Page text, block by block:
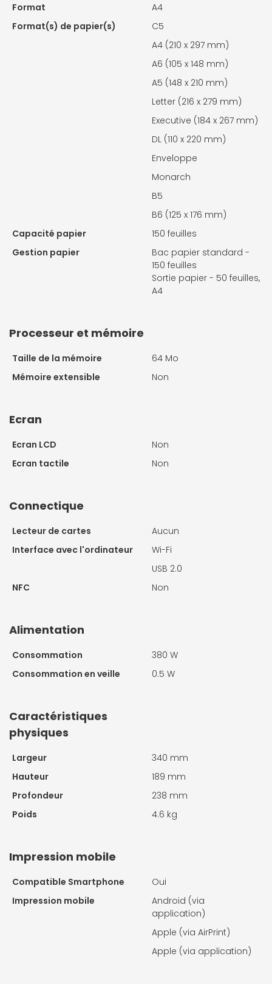
Format
A4
Format(s) de papier(s)
C5
A4 (210 x 297 mm)
A6 (105 x 148 mm)
A5 (148 x 210 mm)
Letter (216 x 279 mm)
Executive (184 x 267 mm)
DL (110 x 220 mm)
Enveloppe
Monarch
B5
B6 (125 x 176 mm)
Capacité papier
150 feuilles
Gestion papier
Bac papier standard -
150 feuilles
Sortie papier - 50 feuilles,
A4
Processeur et mémoire
Taille de la mémoire
64 Mo
Mémoire extensible
Non
Ecran
Ecran LCD
Non
Ecran tactile
Non
Connectique
Lecteur de cartes
Aucun
Interface avec l'ordinateur
Wi-Fi
USB 2.0
NFC
Non
Alimentation
Consommation
380 W
Consommation en veille
0.5 W
Caractéristiques
physiques
Largeur
340 mm
Hauteur
189 mm
Profondeur
238 mm
Poids
4.6 kg
Impression mobile
Compatible Smartphone
Oui
Impression mobile
Android (via
application)
Apple (via AirPrint)
Apple (via application)